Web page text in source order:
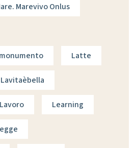
Marevivo Onlus
Latte
Lavitaèbella
Lavoro Learning